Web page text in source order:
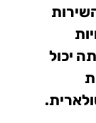
יכול